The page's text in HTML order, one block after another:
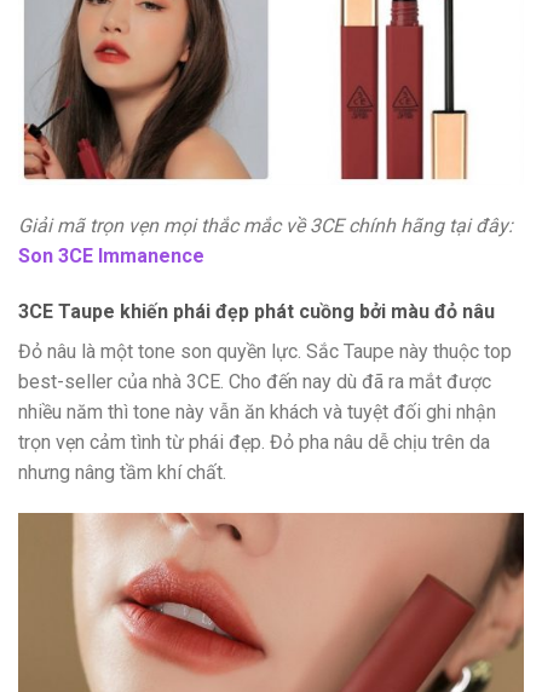
Giải mã trọn vẹn mọi thắc mắc về 3CE chính hãng tại đây:
Son 3CE Immanence
3CE Taupe khiến phái đẹp phát cuồng bởi màu đỏ nâu
Đỏ nâu là một tone son quyền lực. Sắc Taupe này thuộc top
best-seller của nhà 3CE. Cho đến nay dù đã ra mắt được
nhiều năm thì tone này vẫn ăn khách và tuyệt đối ghi nhận
trọn vẹn cảm tình từ phái đẹp. Đỏ pha nâu dễ chịu trên da
nhưng nâng tầm khí chất.